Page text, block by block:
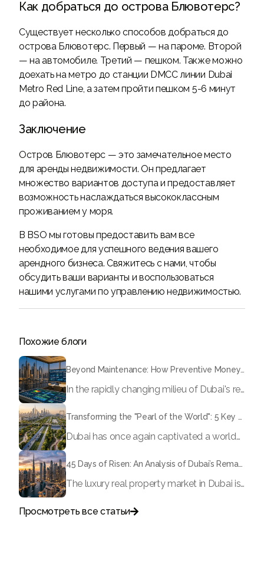
Как добраться до острова Блювотерс?
Существует несколько способов добраться до
острова Блювотерс. Первый — на пароме. Второй
— на автомобиле. Третий — пешком. Также можно
доехать на метро до станции DMCC линии Dubai
Metro Red Line, а затем пройти пешком 5-6 минут
до района.
Заключение
Остров Блювотерс — это замечательное место
для аренды недвижимости. Он предлагает
множество вариантов доступа и предоставляет
возможность наслаждаться высококлассным
проживанием у моря.
В BSO мы готовы предоставить вам все
необходимое для успешного ведения вашего
арендного бизнеса. Свяжитесь с нами, чтобы
обсудить ваши варианты и воспользоваться
нашими услугами по управлению недвижимостью.
Похожие блоги
In the rapidly changing milieu of Dubai's real estate sector, the year 2026 has triggered a substantial change in baggage handling practices. We have progressed beyond time when asset handling is simply a matter of "repairing leaks" or "accumulating bills". Currently, prudent businesses, builders and residents expect a more enhanced priority: preventive money governance.
Dubai has once again captivated a worldwide target audience with several groundbreaking mega-works that redefine the boundaries of engineering, sustainability and urban living. As we progress to May 2026, these ventures are evolving from bold ideas into concrete realities, cementing Dubai’s role as a worldwide leader in innovation and smart metropolitan development. From the depths of the ocean to the heights of the skyline, here's a complete examination of 5 massive projects that could currently make the emirate work again.
45 Days of Risen: An Analysis of Dubai’s Remarkable Growth in Ultra-Luxury Real Estate
The luxury real property market in Dubai is experiencing a remarkable upward push, strengthening its position as the leading worldwide hub for high-internet value investors. By the end of April 2026, the market has proven formidable resilience and growth, fueled by a blend of world-class infrastructure, strategic financial policies and a remarkable way of life worldwide Presented below is a complete analysis of the contemporary state of the ultra-luxury sector in Dubai, and the number one factors contributing to this historic momentum.
Просмотреть все статьи